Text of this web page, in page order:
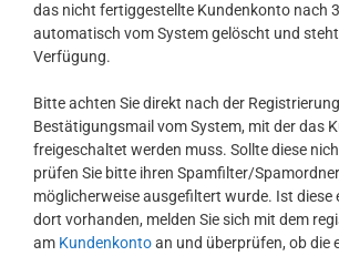
das nicht fertiggestellte Kundenkonto nach
automatisch vom System gelöscht und
Verfügung.
Bitte achten Sie direkt nach der
Bestätigungsmail vom System, mit der das
freigeschaltet werden muss. Sollte diese
prüfen Sie bitte ihren Spamfilter/
möglicherweise ausgefiltert wurde. Ist diese
dort vorhanden, melden Sie sich mit dem
am Kundenkontoan und überprüfen, ob die